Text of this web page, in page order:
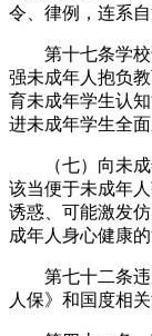
令、律例，连系
第十七条学校
强未成年人抱负
育未成年学生认
进未成年学生全面
（七）向未成
该当便于未成年
诱惑、可能激发
成年人身心健康的
第七十二条违
人保》和国度相